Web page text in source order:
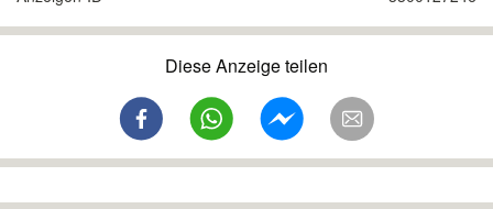
Diese Anzeige teilen